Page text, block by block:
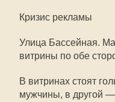
Кризис рекламы
Улица Бассейная.
витрины по обе
В витринах стоят
мужчины, в другой